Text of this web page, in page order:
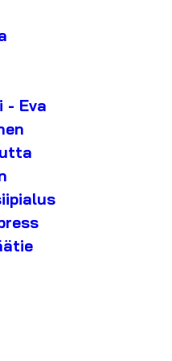
- Eva